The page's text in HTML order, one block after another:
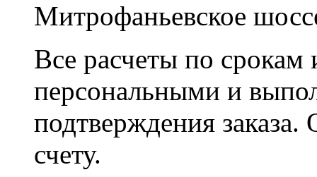
Митрофаньевское
Все расчеты по срокам
персональными и
подтверждения заказа.
счету.